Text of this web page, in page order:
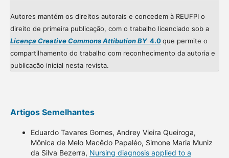
Autores mantém os direitos autorais e concedem à REUFPI o
direito de primeira publicação, com o trabalho licenciado sob a
Licença Creative Commons Attibution BY4.0que permite o
compartilhamento do trabalho com reconhecimento da autoria e
publicação inicial nesta revista.
Artigos Semelhantes
Eduardo Tavares Gomes, Andrey Vieira Queiroga,
Mônica de Melo Macêdo Papaléo, Simone Maria Muniz
da Silva Bezerra, Nursing diagnosis applied to a